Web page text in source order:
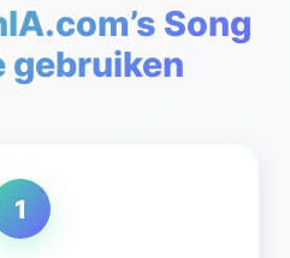
Song
gebruiken
1